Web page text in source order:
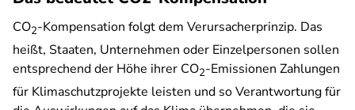
CO2-Kompensation folgt dem Verursacherprinzip. Das
heißt, Staaten, Unternehmen oder Einzelpersonen sollen
entsprechend der Höhe ihrer CO2-Emissionen Zahlungen
für Klimaschutzprojekte leisten und so Verantwortung für